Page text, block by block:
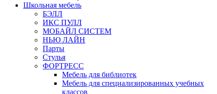
Школьная мебель
БЭЛЛ
ИКС ПУЛЛ
МОБАЙЛ СИСТЕМ
НЬЮ ЛАЙН
Парты
Стулья
ФОРТРЕСС
Мебель для библиотек
Мебель для специализированных учебных
классов